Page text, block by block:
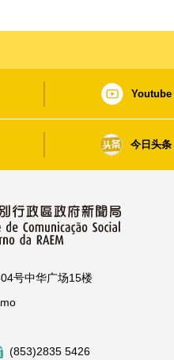
Youtube
今日头条
号中华广场15楼
(853)2835 5426